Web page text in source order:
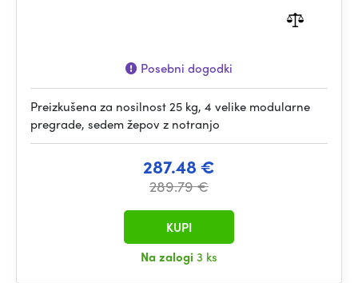
Posebni dogodki
Preizkušena za nosilnost 25 kg, 4 velike modularne
pregrade, sedem žepov z notranjo
287.48 €
289.79 €
Na zalogi 3 ks
KUPI